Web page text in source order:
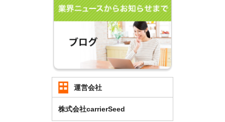
運営会社
株式会社carrierSeed